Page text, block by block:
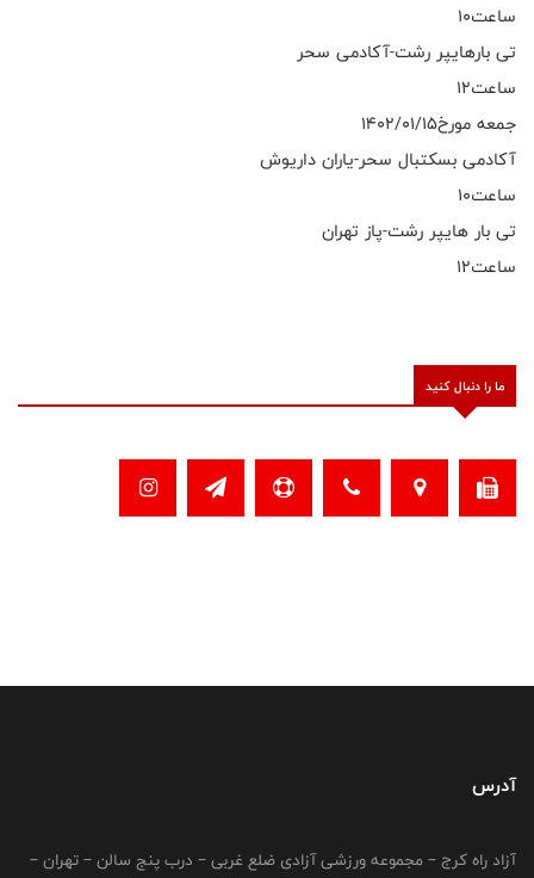
ساعت۱۰
تی بارهایپر رشت-آکادمی سحر
ساعت۱۲
جمعه مورخ۱۴۰۲/۰۱/۱۵
آکادمی بسکتبال سحر-یاران داریوش
ساعت۱۰
تی بار هایپر رشت-پاز تهران
ساعت۱۲
ما را دنبال کنید
آدرس
آزاد راه کرج – مجموعه ورزشی آزادی ضلع غربی – درب پنج سالن – تهران –